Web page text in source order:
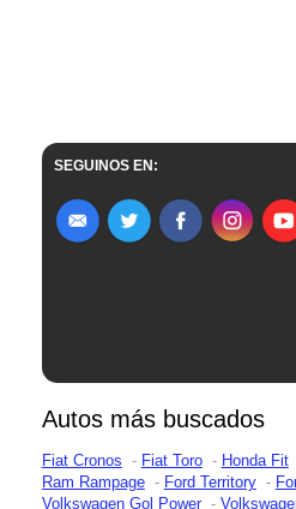
SEGUINOS EN:
Autos más buscados
Fiat Cronos Fiat Toro Honda Fit
Ram Rampage
Ford Territory
Volkswagen Gol Power